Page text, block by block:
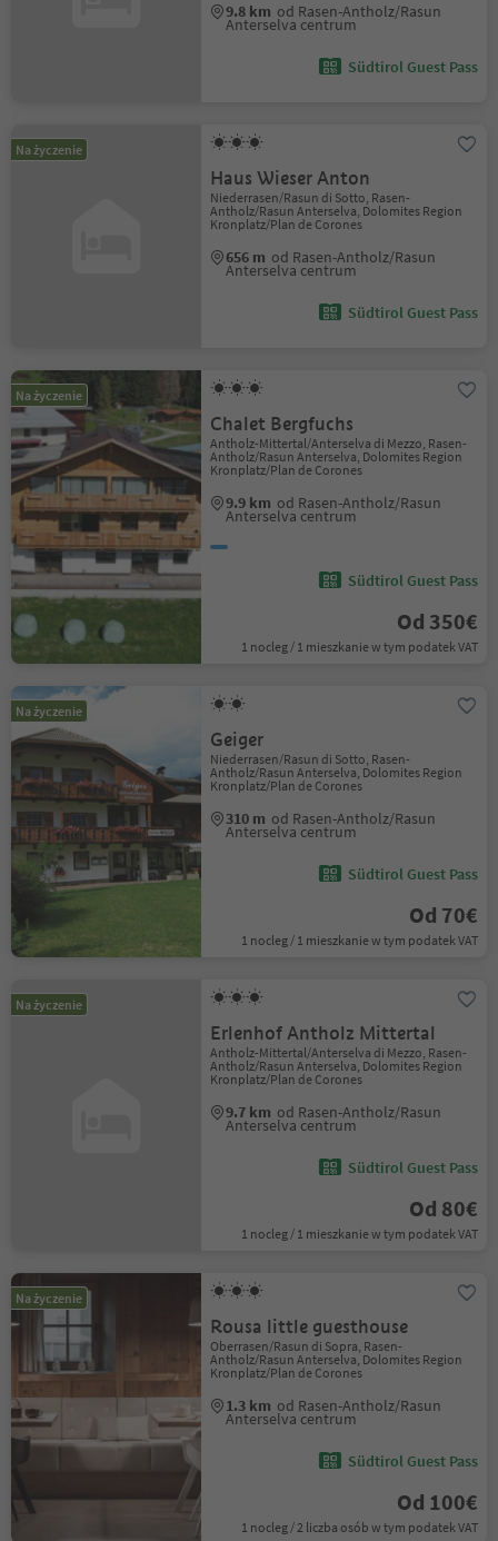
9.8 km od Rasen-Antholz/Rasun
Anterselva centrum
Südtirol Guest Pass
Na życzenie
Haus Wieser Anton
Niederrasen/Rasun di Sotto, Rasen-
Antholz/Rasun Anterselva, Dolomites Region
Kronplatz/Plan de Corones
656 m od Rasen-Antholz/Rasun
Anterselva centrum
Südtirol Guest Pass
Na życzenie
Chalet Bergfuchs
Antholz-Mittertal/Anterselva di Mezzo, Rasen-
Antholz/Rasun Anterselva, Dolomites Region
Kronplatz/Plan de Corones
9.9 km od Rasen-Antholz/Rasun
Anterselva centrum
Südtirol Guest Pass
Od 350€
1 nocleg / 1 mieszkanie w tym podatek VAT
Na życzenie
Geiger
Niederrasen/Rasun di Sotto, Rasen-
Antholz/Rasun Anterselva, Dolomites Region
Kronplatz/Plan de Corones
310 m od Rasen-Antholz/Rasun
Anterselva centrum
Südtirol Guest Pass
Od 70€
1 nocleg / 1 mieszkanie w tym podatek VAT
Na życzenie
Erlenhof Antholz Mittertal
Antholz-Mittertal/Anterselva di Mezzo, Rasen-
Antholz/Rasun Anterselva, Dolomites Region
Kronplatz/Plan de Corones
9.7 km od Rasen-Antholz/Rasun
Anterselva centrum
Südtirol Guest Pass
Od 80€
1 nocleg / 1 mieszkanie w tym podatek VAT
Na życzenie
Rousa little guesthouse
Oberrasen/Rasun di Sopra, Rasen-
Antholz/Rasun Anterselva, Dolomites Region
Kronplatz/Plan de Corones
1.3 km od Rasen-Antholz/Rasun
Anterselva centrum
Südtirol Guest Pass
Od 100€
1 nocleg / 2 liczba osób w tym podatek VAT